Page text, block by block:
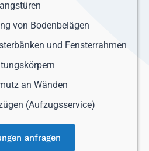
von Bodenbelägen
und Fensterrahmen
an Wänden
(Aufzugsservice)
anfragen